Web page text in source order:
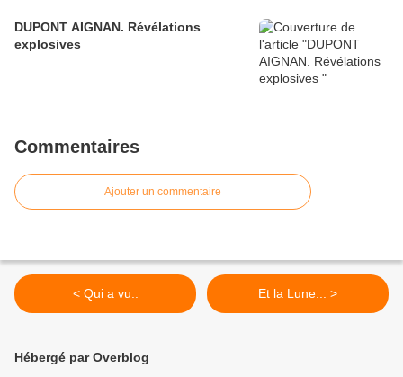
DUPONT AIGNAN. Révélations
explosives
Commentaires
Ajouter un commentaire
< Qui a vu.. Et la Lune... >
Hébergé par Overblog